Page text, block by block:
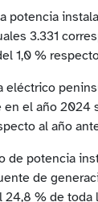
potencia
3.331
1,0 %
eléctrico
en el año 2024
al año
de potencia
de
24,8 % de